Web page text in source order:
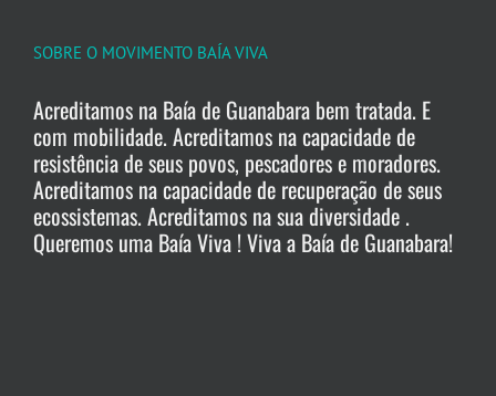
SOBRE O MOVIMENTO BAÍA VIVA
Acreditamos na Baía de Guanabara bem tratada. E
com mobilidade. Acreditamos na capacidade de
resistência de seus povos, pescadores e moradores.
Acreditamos na capacidade de recuperação de seus
ecossistemas. Acreditamos na sua diversidade .
Queremos uma Baía Viva ! Viva a Baía de Guanabara!